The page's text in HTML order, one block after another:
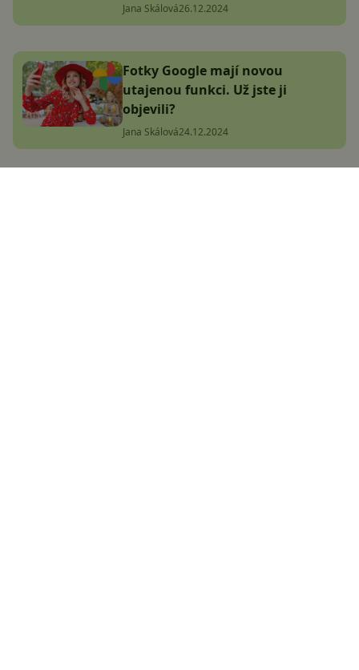
Jana Skálová26.12.2024
Fotky Google mají novou
utajenou funkci. Už jste ji
objevili?
Jana Skálová24.12.2024